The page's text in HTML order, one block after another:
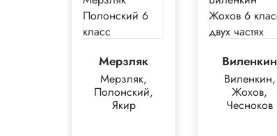
Мерзляк
Мерзляк,
Полонский,
Якир
Виленкин
Виленкин,
Жохов,
Чесноков